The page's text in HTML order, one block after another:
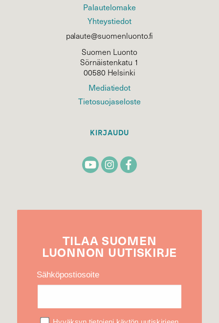
Palautelomake
Yhteystiedot
palaute@suomenluonto.fi
Suomen Luonto
Sörnäistenkatu 1
00580 Helsinki
Mediatiedot
Tietosuojaseloste
KIRJAUDU
TILAA SUOMEN
LUONNON UUTIS­KIRJE
Sähköpostiosoite